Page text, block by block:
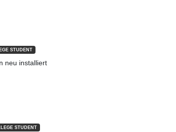
STUDENT
neu installiert
STUDENT